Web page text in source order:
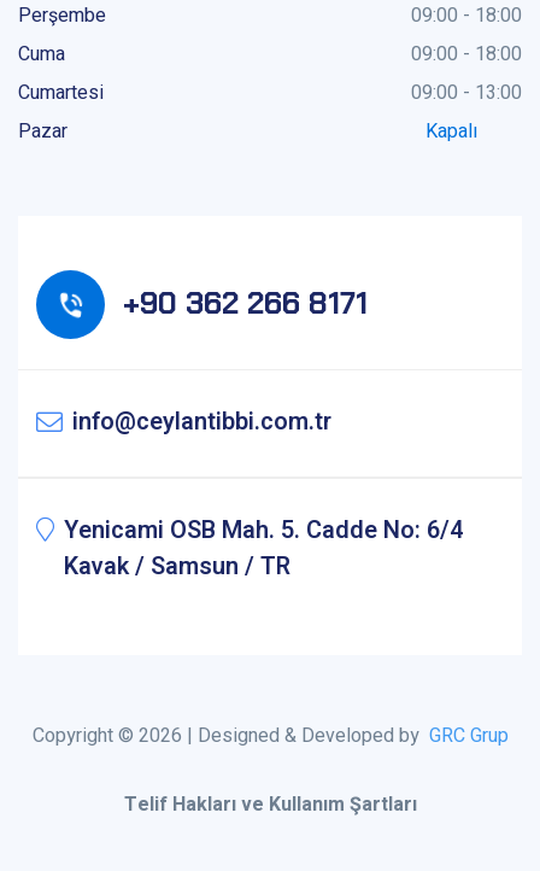
Perşembe
09:00 - 18:00
Cuma
09:00 - 18:00
Cumartesi
09:00 - 13:00
Pazar
Kapalı
+90 362 266 8171
info@ceylantibbi.com.tr
Yenicami OSB Mah. 5. Cadde No: 6/4
Kavak / Samsun / TR
Copyright © 2026 | Designed & Developed by GRC Grup
Telif Hakları ve Kullanım Şartları